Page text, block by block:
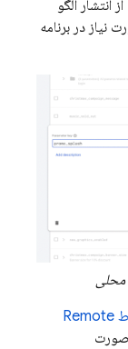
انتشار الگو
نیاز در برنامه
محلی
Remote
صورت